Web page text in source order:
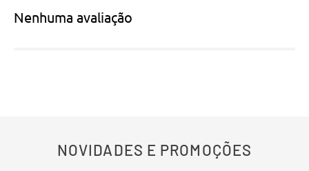
Nenhuma avaliação
NOVIDADES E PROMOÇÕES